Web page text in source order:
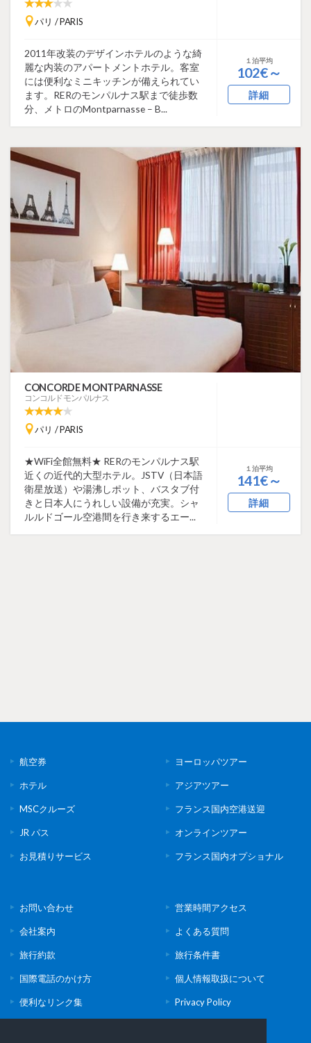
パリ / PARIS
2011年改装のデザインホテルのような綺
麗な内装のアパートメントホテル。客室
には便利なミニキッチンが備えられてい
ます。RERのモンパルナス駅まで徒歩数
分、メトロのMontparnasse – B...
１泊平均
102€～
詳細
CONCORDE MONTPARNASSE
コンコルド モンパルナス
パリ / PARIS
★WiFi全館無料★ RERのモンパルナス駅
近くの近代的大型ホテル。JSTV（日本語
衛星放送）や湯沸しポット、バスタブ付
きと日本人にうれしい設備が充実。シャ
ルルドゴール空港間を行き来するエー...
１泊平均
141€～
詳細
航空券 ヨーロッパツアー
ホテル アジアツアー
MSCクルーズ フランス国内空港送迎
JR パス オンラインツアー
お見積りサービス フランス国内オプショナル
お問い合わせ 営業時間アクセス
会社案内 よくある質問
旅行約款 旅行条件書
国際電話のかけ方 個人情報取扱について
便利なリンク集 Privacy Policy